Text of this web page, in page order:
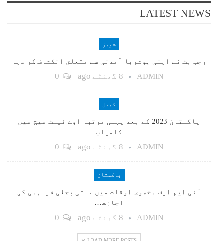
LATEST NEWS
شوبز
رجب بٹ نے اپنی ہوشربا آمدنی سے متعلق انکشاف کر دیا
ADMIN 8 گھنٹے ago
کھیل
پاکستان 2023 کے بعد پہلی مرتبہ اوے ٹیسٹ میچ میں
کامیاب
ADMIN 8 گھنٹے ago
پاکستان
آئی ایم ایف مخصوص اوقات میں سستی بجلی فراہمی کی
اجازت…
ADMIN 8 گھنٹے ago